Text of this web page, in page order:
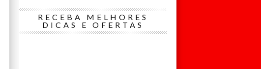
RECEBA MELHORES
DICAS E OFERTAS